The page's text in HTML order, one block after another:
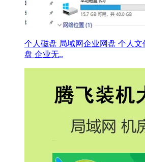
个人磁盘 局域网企业网盘 个人
盘 企业无..